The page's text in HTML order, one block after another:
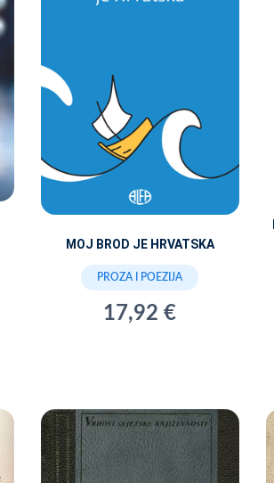
MOJ BROD JE HRVATSKA
PROZA I POEZIJA
17,92 €